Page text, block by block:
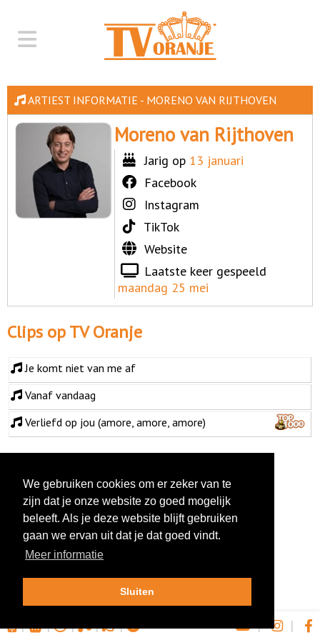
ARTIEST INFORMATIE - MORENO VAN RIJTHOVEN
Moreno van Rijthoven
Jarig op 13 januari
Facebook
Instagram
TikTok
Website
Laatste keer gespeeld
maandag 25 mei
Clips op TV Oranje
Je komt niet van me af
Vanaf vandaag
Verliefd op jou (amore, amore, amore)
| | | | | | |
We gebruiken cookies om er zeker van te
zijn dat je onze website zo goed mogelijk
beleeft. Als je deze website blijft gebruiken
gaan we ervan uit dat je dat goed vindt.
Meer informatie
Sluiten